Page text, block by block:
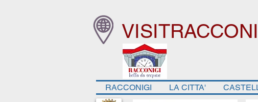
RACCONIGI LA CITTA'